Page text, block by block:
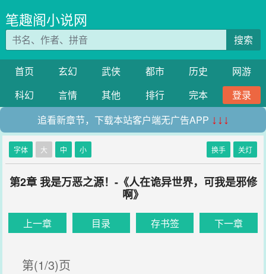
笔趣阁小说网
搜索
首页 玄幻 武侠 都市 历史
网游
科幻
言情 其他 排行 完本
登录
追看新章节，下载本站客户端无广告APP ↓↓↓
字体 大 中 小 换手 关灯
第2章 我是万恶之源！-《人在诡异世界，可我是邪修
啊》
上一章 目录 存书签 下一章
第(1/3)页